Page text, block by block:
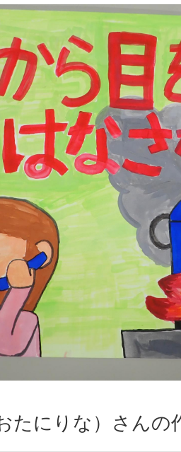
たにりな）さんの